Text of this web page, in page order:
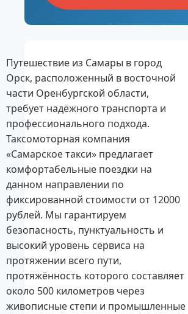
Путешествие из Самары в город
Орск, расположенный в восточной
части Оренбургской области,
требует надёжного транспорта и
профессионального подхода.
Таксомоторная компания
«Самарское такси» предлагает
комфортабельные поездки на
данном направлении по
фиксированной стоимости от 12000
рублей. Мы гарантируем
безопасность, пунктуальность и
высокий уровень сервиса на
протяжении всего пути,
протяжённость которого составляет
около 500 километров через
живописные степи и промышленные